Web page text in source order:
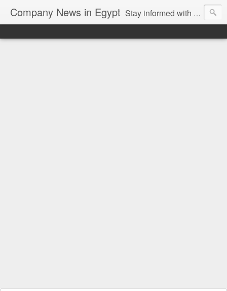
Company News in Egypt Stay informed with the latest company news and developments in Egypt and the region through our unbiased and direct news platform. Our blog publishes press releases and news directly from companies and their PR agencies, giving you a clear and unfiltered view of the industry. Make informed decisions with our easy to follow and clutter-free approach to company news.